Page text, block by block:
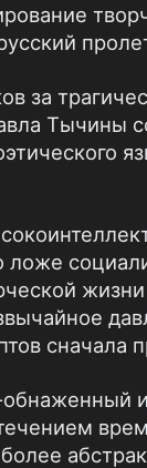
за
Тычины
ложе
сначала